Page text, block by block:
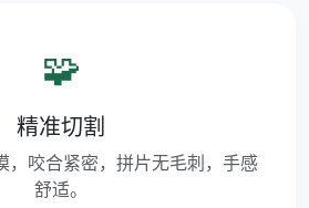
🧩
精准切割
，咬合紧密，拼片无毛刺，手感
舒适。